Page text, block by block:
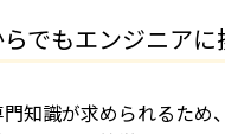
でもエンジニアに
知識が求められるため